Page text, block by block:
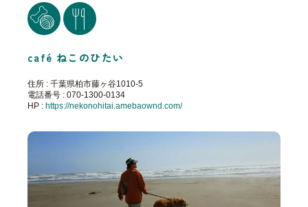
café ねこのひたい
住所 : 千葉県柏市藤ヶ谷1010-5
電話番号 : 070-1300-0134
HP :https://nekonohitai.amebaownd.com/